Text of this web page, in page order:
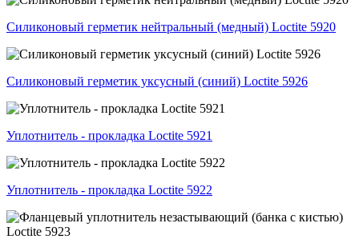
Силиконовый герметик нейтральный (медный) Loctite 5920
Силиконовый герметик уксусный (синий) Loctite 5926
Уплотнитель - прокладка Loctite 5921
Уплотнитель - прокладка Loctite 5922